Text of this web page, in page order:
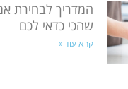
המדריך לבחירת
שהכי כדאי לכם
קרא עוד »